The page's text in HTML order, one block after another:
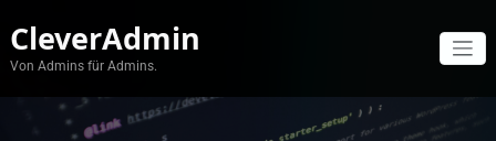
Inhalt
springen
CleverAdmin
Von Admins für Admins.